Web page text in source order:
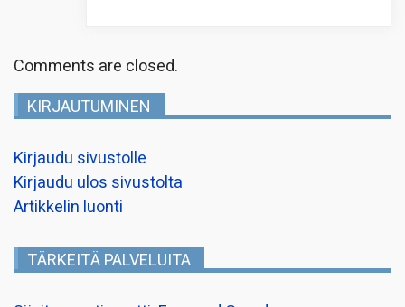
Comments are closed.
KIRJAUTUMINEN
Kirjaudu sivustolle
Kirjaudu ulos sivustolta
Artikkelin luonti
TÄRKEITÄ PALVELUITA